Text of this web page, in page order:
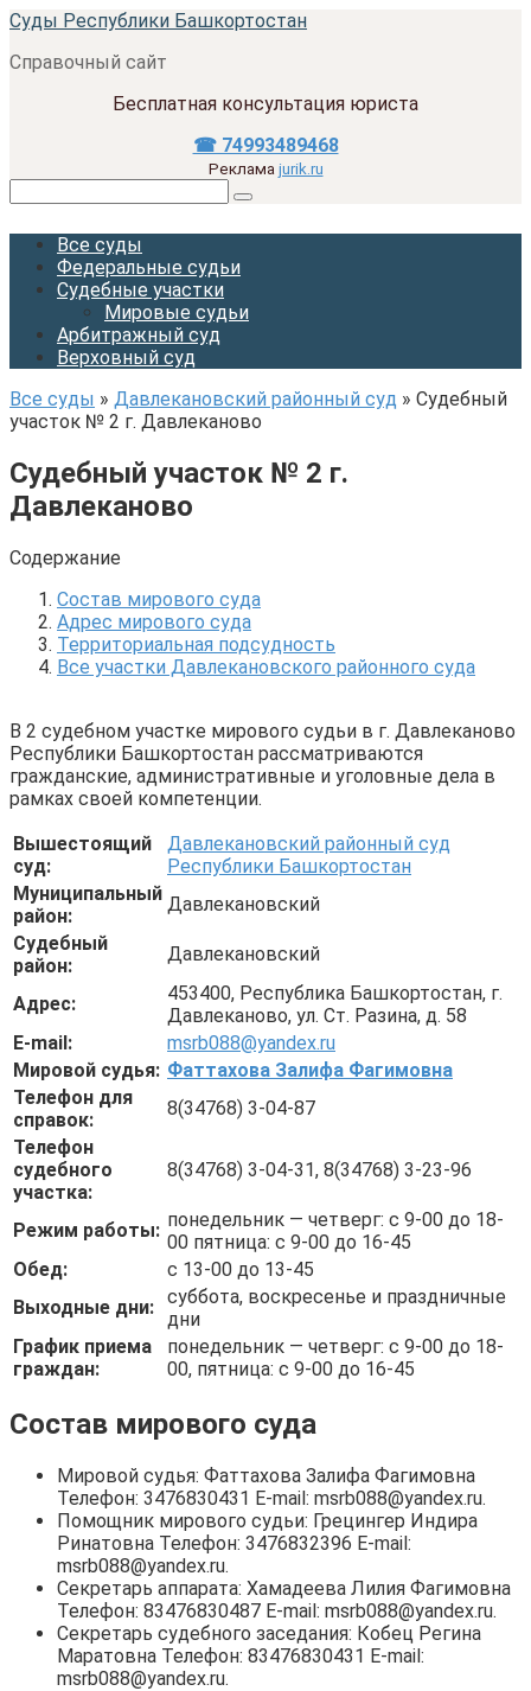
Перейти
контенту
Суды Республики Башкортостан
Справочный сайт
Бесплатная консультация юриста
☎ 74993489468
Реклама jurik.ru
Все суды
Федеральные судьи
Судебные участки
Мировые судьи
Арбитражный суд
Верховный суд
Все суды » Давлекановский районный суд » Судебный
участок № 2 г. Давлеканово
Судебный участок № 2 г.
Давлеканово
Содержание
Состав мирового суда
Адрес мирового суда
Территориальная подсудность
Все участки Давлекановского районного суда
В 2 судебном участке мирового судьи в г. Давлеканово
Республики Башкортостан рассматриваются
гражданские, административные и уголовные дела в
рамках своей компетенции.
Вышестоящий
суд:
Давлекановский районный суд
Республики Башкортостан
Муниципальный
район:
Давлекановский
Судебный
район:
Давлекановский
Адрес:
453400, Республика Башкортостан, г.
Давлеканово, ул. Ст. Разина, д. 58
E-mail:
msrb088@yandex.ru
Мировой судья: Фаттахова Залифа Фагимовна
Телефон для
справок:
8(34768) 3-04-87
Телефон
судебного
участка:
8(34768) 3-04-31, 8(34768) 3-23-96
Режим работы: понедельник — четверг: с 9-00 до 18-
00 пятница: с 9-00 до 16-45
Обед:
с 13-00 до 13-45
Выходные дни: суббота, воскресенье и праздничные
дни
График приема
граждан:
понедельник — четверг: с 9-00 до 18-
00, пятница: с 9-00 до 16-45
Состав мирового суда
Мировой судья: Фаттахова Залифа Фагимовна
Телефон: 3476830431 E-mail: msrb088@yandex.ru.
Помощник мирового судьи: Грецингер Индира
Ринатовна Телефон: 3476832396 E-mail:
msrb088@yandex.ru.
Секретарь аппарата: Хамадеева Лилия Фагимовна
Телефон: 83476830487 E-mail: msrb088@yandex.ru.
Секретарь судебного заседания: Кобец Регина
Маратовна Телефон: 83476830431 E-mail:
msrb088@yandex.ru.